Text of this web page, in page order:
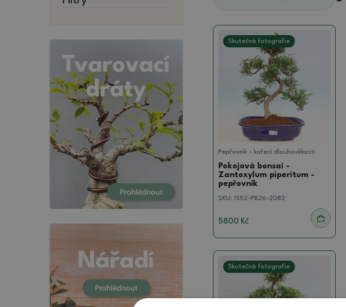
Skutečná fotografie
Pepřovník - koření dlouhověkosti
Pokojová bonsai -
Zantoxylum piperitum -
pepřovník
SKU: 1552-PB26-2082
5800 Kč
Skutečná fotografie